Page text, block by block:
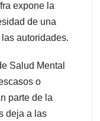
expone la
de una
autoridades.
Salud Mental
o
parte de la
deja a las